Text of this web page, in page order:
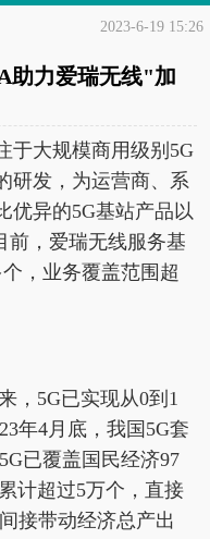
2023-6-19 15:26
助力爱瑞无线"加
于大规模商用级别5G
研发，为运营商、系
优异的5G基站产品以
前，爱瑞无线服务基
，业务覆盖范围超
，5G已实现从0到1
年4月底，我国5G套
已覆盖国民经济97
计超过5万个，直接
接带动经济总产出